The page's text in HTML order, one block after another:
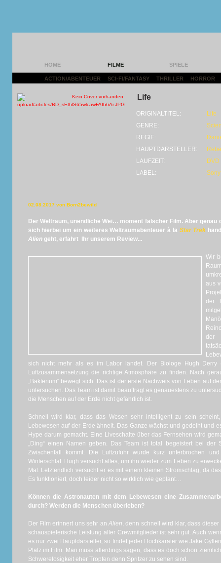
HOME FILME SPIELE
ACTION/ABENTEUER SCI-FI/FANTASY THRILLER HORROR
Life
ORIGINALTITEL:
Life
GENRE:
REGIE:
HAUPTDARSTELLER:
LAUFZEIT:
LABEL:
02.08.2017 von Born2bewild
Der Weltraum, unendliche Wei… moment falscher Film. Aber
sich hierbei um ein weiteres Weltraumabenteuer à la Star Trek
Aliengeht, erfahrt Ihr unserem Review...
Wir
aus
der
der
sich nicht mehr als es im Labor landet. Der Biologe Hugh Derry
Luftzusammensetzung die richtige Atmosphäre zu finden. Nach
„Bakterium“ bewegt sich. Das ist der erste Nachweis von Leben auf
untersuchen. Das Team ist damit beauftragt es genauestens zu
die Menschen auf der Erde nicht gefährlich ist.
Schnell wird klar, dass das Wesen sehr intelligent zu sein
Lebewesen auf der Erde ähnelt. Das Ganze wächst und gedeiht und
Hype darum gemacht. Eine Liveschalte über das Fernsehen wird
„Ding“ einen Namen geben. Das Team ist total begeistert bei der
Zwischenfall kommt. Die Luftzufuhr wurde kurz unterbrochen
Winterschlaf. Hugh versucht alles, um ihn wieder zum Leben zu
Mal. Letztendlich versucht er es mit einem kleinen Stromschlag, da
Es funktioniert, doch leider nicht so wirklich wie geplant…
Können die Astronauten mit dem Lebewesen eine
durch? Werden die Menschen überleben?
Der Film erinnert uns sehr anAlien, denn schnell wird klar, dass
schauspielerische Leistung aller Crewmitglieder ist sehr gut. Auch
es nur zwei Hauptdarsteller, so findet jeder Hochkaräter wie Jake
Platz im Film. Man muss allerdings sagen, dass es doch schon
Schwerelosigkeit eher Tropfen denn Spritzer zu sehen sind.